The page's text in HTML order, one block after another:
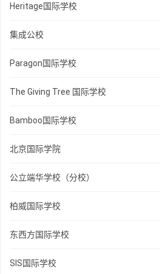
Heritage国际学校
集成公校
Paragon国际学校
The Giving Tree 国际学校
Bamboo国际学校
北京国际学院
公立端华学校（分校）
柏威国际学校
东西方国际学校
SIS国际学校